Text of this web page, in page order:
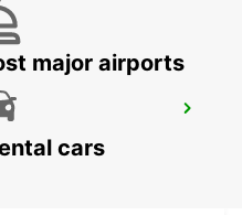
AIRPORT
major airports
cars